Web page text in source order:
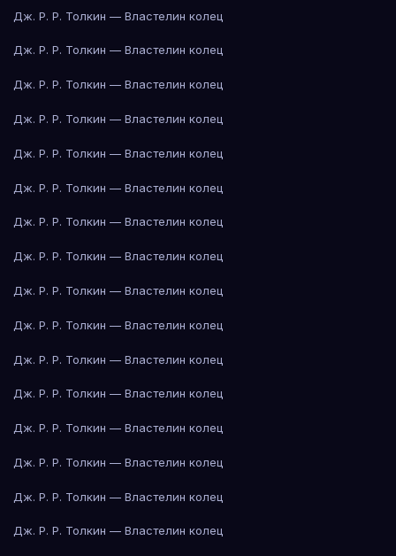
Дж. Р. Р. Толкин — Властелин колец
Дж. Р. Р. Толкин — Властелин колец
Дж. Р. Р. Толкин — Властелин колец
Дж. Р. Р. Толкин — Властелин колец
Дж. Р. Р. Толкин — Властелин колец
Дж. Р. Р. Толкин — Властелин колец
Дж. Р. Р. Толкин — Властелин колец
Дж. Р. Р. Толкин — Властелин колец
Дж. Р. Р. Толкин — Властелин колец
Дж. Р. Р. Толкин — Властелин колец
Дж. Р. Р. Толкин — Властелин колец
Дж. Р. Р. Толкин — Властелин колец
Дж. Р. Р. Толкин — Властелин колец
Дж. Р. Р. Толкин — Властелин колец
Дж. Р. Р. Толкин — Властелин колец
Дж. Р. Р. Толкин — Властелин колец